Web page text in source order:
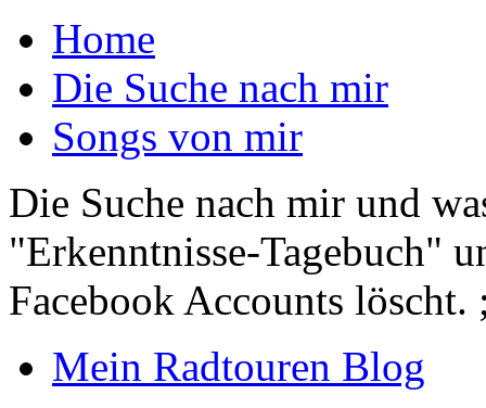
Home
Die Suche nach mir
Songs von mir
Die Suche nach mir und
"Erkenntnisse-Tagebuch"
Facebook Accounts löscht.
Mein Radtouren Blog